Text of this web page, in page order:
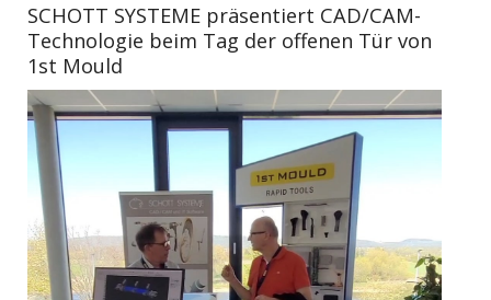
SCHOTT SYSTEME präsentiert CAD/CAM-
Technologie beim Tag der offenen Tür von
1st Mould